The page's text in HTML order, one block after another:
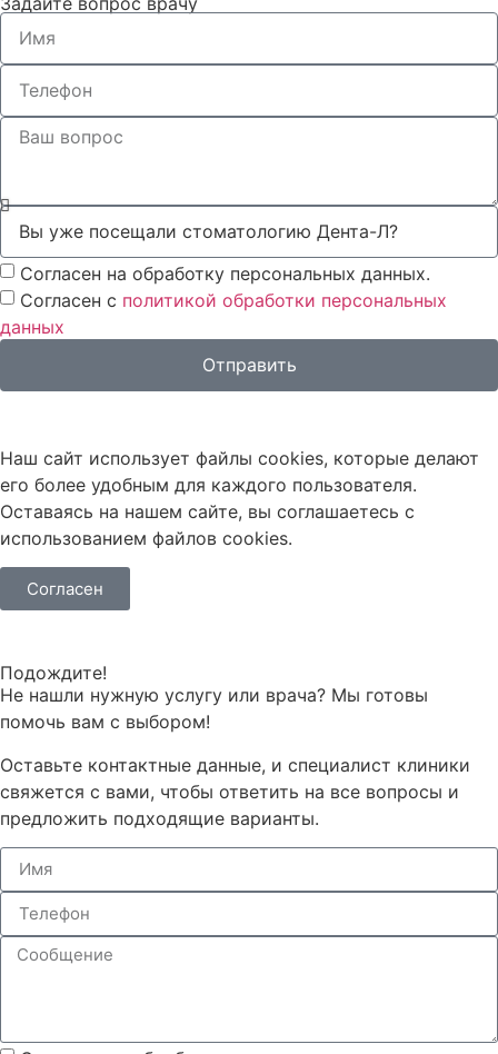
Согласен на обработку персональных данных.
Согласен с политикой обработки персональных
данных
Отправить
Наш сайт использует файлы cookies, которые делают
его более удобным для каждого пользователя.
Оставаясь на нашем сайте, вы соглашаетесь с
использованием файлов cookies.
Согласен
Подождите!
Не нашли нужную услугу или врача? Мы готовы
помочь вам с выбором!
Оставьте контактные данные, и специалист клиники
свяжется с вами, чтобы ответить на все вопросы и
предложить подходящие варианты.